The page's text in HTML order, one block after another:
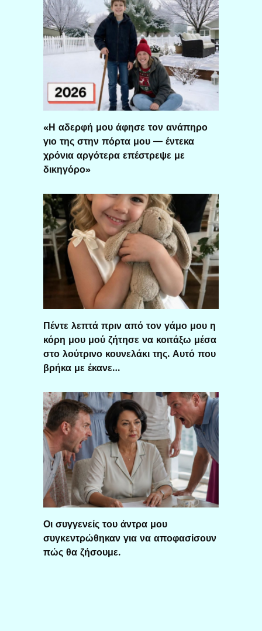
«Η αδερφή μου άφησε τον ανάπηρο
γιο της στην πόρτα μου — έντεκα
χρόνια αργότερα επέστρεψε με
δικηγόρο»
Πέντε λεπτά πριν από τον γάμο μου η
κόρη μου μού ζήτησε να κοιτάξω μέσα
στο λούτρινο κουνελάκι της. Αυτό που
βρήκα με έκανε…
Οι συγγενείς του άντρα μου
συγκεντρώθηκαν για να αποφασίσουν
πώς θα ζήσουμε.